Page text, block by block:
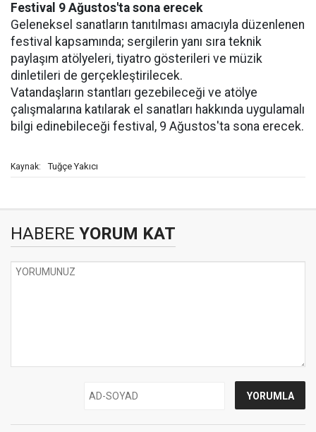
Festival 9 Ağustos'ta sona erecek
Geleneksel sanatların tanıtılması amacıyla düzenlenen
festival kapsamında; sergilerin yanı sıra teknik
paylaşım atölyeleri, tiyatro gösterileri ve müzik
dinletileri de gerçekleştirilecek.
Vatandaşların stantları gezebileceği ve atölye
çalışmalarına katılarak el sanatları hakkında uygulamalı
bilgi edinebileceği festival, 9 Ağustos'ta sona erecek.
Kaynak: Tuğçe Yakıcı
HABERE YORUM KAT